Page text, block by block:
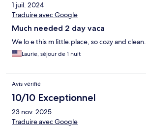
1 juil. 2024
Traduire avec Google
Much needed 2 day vaca
We lo e this m little.place, so cozy and clean.
Laurie, séjour de 1 nuit
Avis vérifié
10/10 Exceptionnel
23 nov. 2025
Traduire avec Google